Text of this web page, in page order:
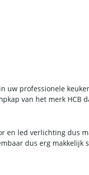
professionele
van het merk
en led verlichting dus
dus erg makkelijk